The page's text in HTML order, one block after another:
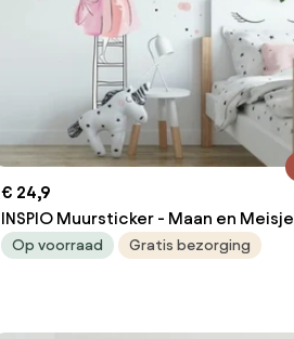
€ 24,9
INSPIO Muursticker - Maan en Meisje
op de Ladder
Op voorraad Gratis bezorging